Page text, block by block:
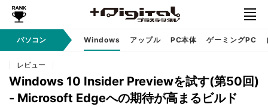
パソコン Windows アップル PC本体 ゲーミングPC
レビュー
Windows 10 Insider Previewを試す(第50回)
- Microsoft Edgeへの期待が高まるビルド